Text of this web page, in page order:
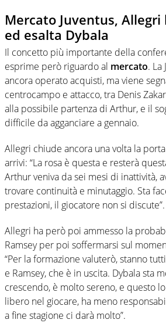
Mercato Juventus,
ed esalta Dybala
Il concetto più importante della
esprime però riguardo al mercato. La
ancora operato acquisti, ma viene
centrocampo e attacco, tra Denis
alla possibile partenza di Arthur, e il
difficile da agganciare a gennaio.
Allegri chiude ancora una volta la
arrivi: “La rosa è questa e resterà
Arthur veniva da sei mesi di inattività,
trovare continuità e minutaggio. Sta
prestazioni, il giocatore non si discute”.
Allegri ha però poi ammesso la
Ramsey per poi soffermarsi sul
“Per la formazione valuterò, stanno
e Ramsey, che è in uscita. Dybala sta
crescendo, è molto sereno, e questo
libero nel giocare, ha meno
a fine stagione ci darà molto”.